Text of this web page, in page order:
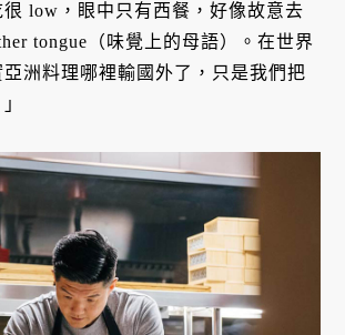
很 low，眼中只有西餐，好像故意去
tongue（味覺上的母語）。在世界
洲料理哪裡輸國外了，只是我們把